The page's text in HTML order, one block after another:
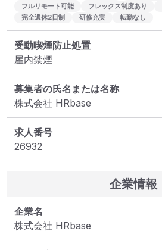
フルリモート可能
フレックス制度あり
完全週休2日制
研修充実 転勤なし
受動喫煙防止処置
屋内禁煙
募集者の氏名または名称
株式会社 HRbase
求人番号
26932
企業情報
企業名
株式会社 HRbase